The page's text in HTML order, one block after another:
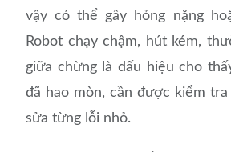
vậy có thể gây hỏng nặng
Robot chạy chậm, hút kém,
giữa chừng là dấu hiệu cho
đã hao mòn, cần được kiểm
sửa từng lỗi nhỏ.